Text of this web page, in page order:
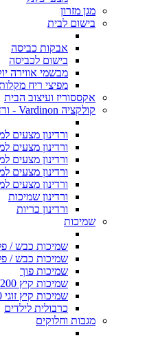
מגן מזרון
בישום לבית
אבקות כביסה
בישום לכביסה
מבשמי אווירה
מפיצי ריח
אקססוריז ועיצוב הבית
קולקציה Vardinon - ורדינון
ורדינון מצעים
ורדינון מצעים
ורדינון מצעים
ורדינון מצעים למיטה
ורדינון מצעים
ורדינון שמיכות
ורדינון כריות
שמיכות
שמיכות כבש / פלנל
שמיכות כבש / פלנל
שמיכות פוך
שמיכות קיץ 150/200
שמיכות קיץ זוגי 200/220
כרבולית לילדים
מגבות וחלוקים